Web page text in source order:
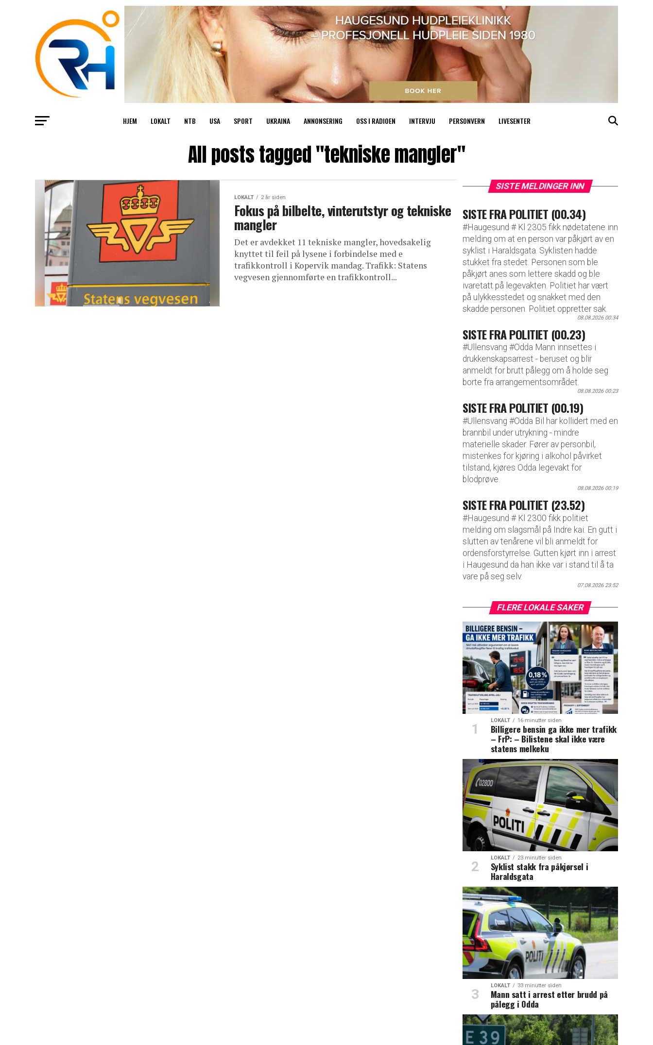
HJEM LOKALT NTB USA SPORT UKRAINA ANNONSERING OSS I RADIOEN INTERVJU PERSONVERN LIVESENTER
All posts tagged "tekniske mangler"
LOKALT 2 år siden
Fokus på bilbelte, vinterutstyr og tekniske
mangler
Det er avdekket 11 tekniske mangler, hovedsakelig
knyttet til feil på lysene i forbindelse med e
trafikkontroll i Kopervik mandag. Trafikk: Statens
vegvesen gjennomførte en trafikkontroll...
SISTE MELDINGER INN
SISTE FRA POLITIET (00.34)
#Haugesund # Kl 2305 fikk nødetatene inn
melding om at en person var påkjørt av en
syklist i Haraldsgata. Syklisten hadde
stukket fra stedet. Personen som ble
påkjørt anes som lettere skadd og ble
ivaretatt på legevakten. Politiet har vært
på ulykkesstedet og snakket med den
skadde personen. Politiet oppretter sak.
08.08.2026 00:34
SISTE FRA POLITIET (00.23)
#Ullensvang #Odda Mann innsettes i
drukkenskapsarrest - beruset og blir
anmeldt for brutt pålegg om å holde seg
borte fra arrangementsområdet.
08.08.2026 00:23
SISTE FRA POLITIET (00.19)
#Ullensvang #Odda Bil har kollidert med en
brannbil under utrykning - mindre
materielle skader. Fører av personbil,
mistenkes for kjøring i alkohol påvirket
tilstand, kjøres Odda legevakt for
blodprøve.
08.08.2026 00:19
SISTE FRA POLITIET (23.52)
#Haugesund # Kl 2300 fikk politiet
melding om slagsmål på Indre kai. En gutt i
slutten av tenårene vil bli anmeldt for
ordensforstyrrelse. Gutten kjørt inn i arrest
i Haugesund da han ikke var i stand til å ta
vare på seg selv.
07.08.2026 23:52
FLERE LOKALE SAKER
LOKALT 16 minutter siden
Billigere bensin ga ikke mer trafikk
– FrP: – Bilistene skal ikke være
statens melkeku
LOKALT 23 minutter siden
Syklist stakk fra påkjørsel i
Haraldsgata
LOKALT 33 minutter siden
Mann satt i arrest etter brudd på
pålegg i Odda